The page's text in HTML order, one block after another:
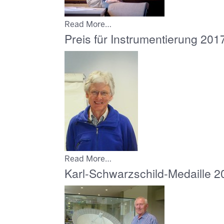
Read More…
Preis für Instrumentierung
Read More…
Karl-Schwarzschild-Medaille